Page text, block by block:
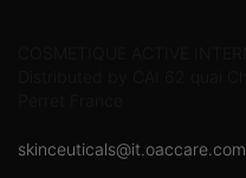
skinceuticals@it.oaccare.com